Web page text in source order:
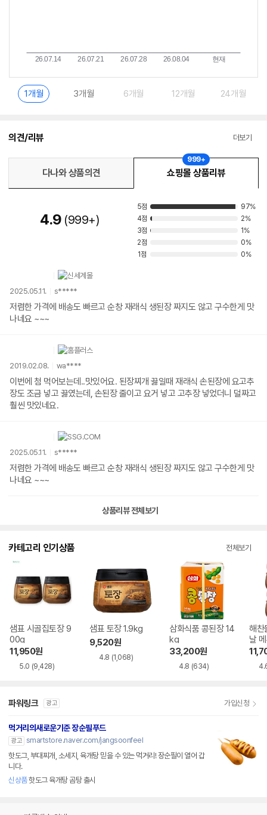
1개월 3개월 6개월 12개월 24개월
의견/리뷰 더보기
다나와 상품의견 쇼핑몰 상품리뷰
999+
4.9 999+
5점
97%
4점
2%
3점
1%
2점
0%
1점
0%
2025.05.11. s*****
저렴한 가격에 배송도 빠르고 순창 재래식 생된장 짜지도 않고 구수한게 맛
나네요 ~~~
2019.02.08. wa****
이번에 첨 먹어보는데..맛있어요. 된장찌개 끓일때 재래식 손된장에 요고추
장도 조금 넣고 끓였는데, 손된장 줄이고 요거 넣고 고추장 넣었더니 덜짜고
훨씬 맛있네요.
2025.05.11. s*****
저렴한 가격에 배송도 빠르고 순창 재래식 생된장 짜지도 않고 구수한게 맛
나네요 ~~~
상품리뷰 전체보기
카테고리 인기상품 전체보기
샘표 시골집토장 9
00g
11,950원
5.0 (9,428)
샘표 토장 1.9kg
9,520원
4.8 (1,068)
삼화식품 콩된장 14
kg
33,200원
4.8 (634)
해찬
날
0g
파워링크 광고 가입신청
먹거리의새로운기준 장순필푸드
광고 smartstore.naver.com/jangsoonfeel
핫도그, 부대찌개, 소세지, 육개탕 믿을 수 있는 먹거리! 장순필이 열어 갑
니다.
신상품핫도그 육개탕 곰탕 출시